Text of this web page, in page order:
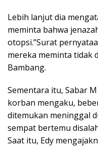
Lebih lanjut dia
meminta bahwa
otopsi.”Surat
mereka meminta tidak
Bambang.
Sementara itu, Sabar
korban mengaku,
ditemukan meninggal
sempat bertemu
Saat itu, Edy